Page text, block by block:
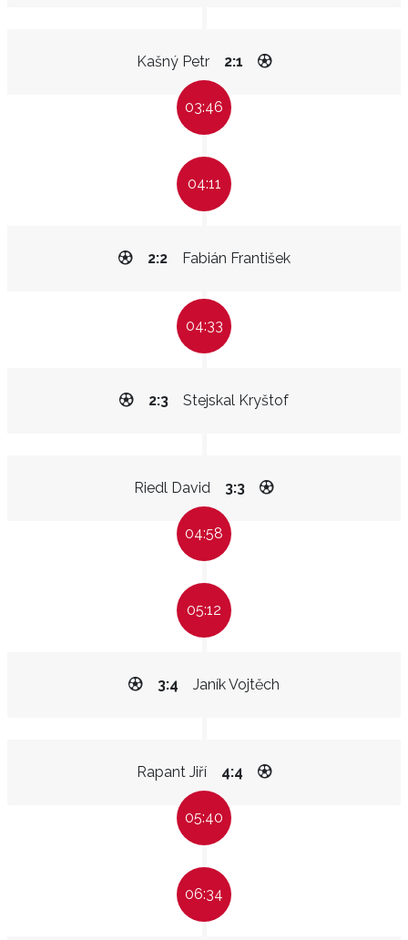
Kašný Petr 2:1
03:46
04:11
Fabián František
2:2
04:33
Stejskal Kryštof
2:3
Riedl David 3:3
04:58
05:12
Janík Vojtěch
3:4
Rapant Jiří 4:4
05:40
06:34